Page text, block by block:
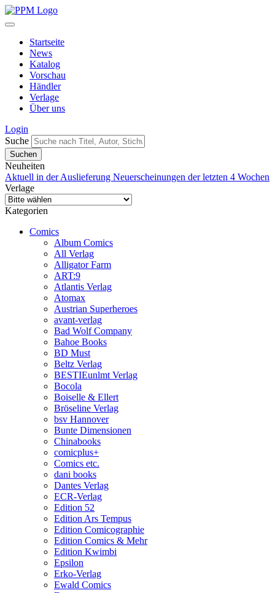
Startseite
News
Katalog
Vorschau
Händler
Verlage
Über uns
Login
Suche
Neuheiten
Aktuell in der Auslieferung Neuerscheinungen der letzten 4 Wochen
Verlage
Kategorien
Comics
Album Comics
All Verlag
Alligator Farm
ART:9
Atlantis Verlag
Atomax
Austrian Superheroes
avant-verlag
Bad Wolf Company
Bahoe Books
BD Must
Beltz Verlag
BESTIEunlmt Verlag
Bocola
Boiselle & Ellert
Bröseline Verlag
bsv Hannover
Bunte Dimensionen
Chinabooks
comicplus+
Comics etc.
dani books
Dantes Verlag
ECR-Verlag
Edition 52
Edition Ars Tempus
Edition Comicographie
Edition Comics & Mehr
Edition Kwimbi
Epsilon
Erko-Verlag
Ewald Comics